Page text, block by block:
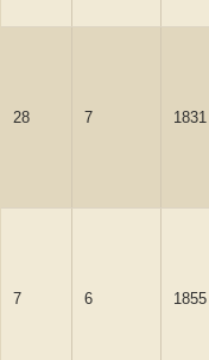
28 7 1831
7 6 1855